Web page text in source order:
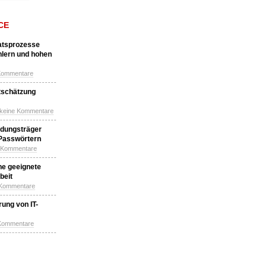
und hohen
Kommentare
geeignete
von IT-